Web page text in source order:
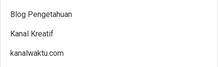
Blog Pengetahuan
Kanal Kreatif
kanalwaktu.com